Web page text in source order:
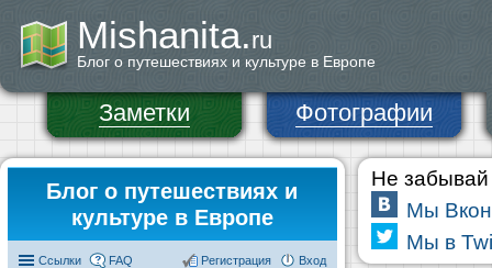
Mishanita.ru
Блог о путешествиях и культуре в Европе
Заметки Фотографии
Блог о путешествиях и
культуре в Европе
Ссылки FAQ Вход
Регистрация
Не забывай
Мы
Мы в